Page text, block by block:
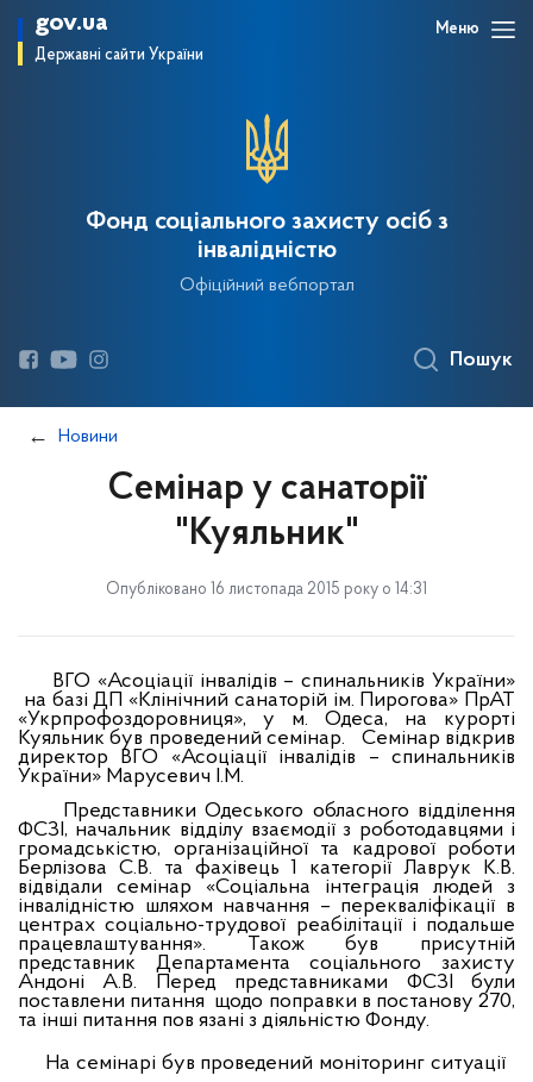
gov.ua
Державні сайти України
Меню
Фонд соціального захисту осіб з
інвалідністю
Офіційний вебпортал
Пошук
Новини
Семінар у санаторії
"Куяльник"
Опубліковано 16 листопада 2015 року о 14:31
ВГО «Асоціації інвалідів – спинальників України»
на базі ДП «Клінічний санаторій ім. Пирогова» ПрАТ
«Укрпрофоздоровниця», у м. Одеса, на курорті
Куяльник був проведений семінар.
Семінар відкрив
директор ВГО «Асоціації інвалідів – спинальників
України» Марусевич І.М.
Представники Одеського обласного відділення
ФСЗІ, начальник відділу взаємодії з роботодавцями і
громадськістю, організаційної та кадрової роботи
Берлізова С.В. та фахівець 1 категорії Лаврук К.В.
відвідали семінар
«Соціальна інтеграція людей з
інвалідністю шляхом навчання – перекваліфікації в
центрах соціально-трудової реабілітації і подальше
працевлаштування». Також був присутній
представник Департамента соціального захисту
Андоні А.В. Перед представниками ФСЗІ були
поставлени питання щодо поправки в постанову 270,
та інші питання пов язані з діяльністю Фонду.
На семінарі був проведений моніторинг ситуації